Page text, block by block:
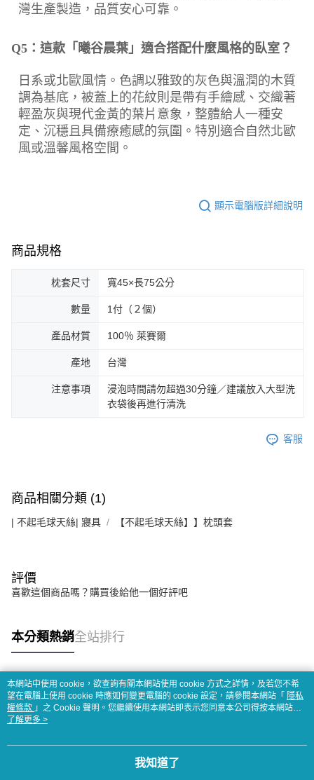
灣生產製造，品質安心可靠。
Q5：這款「曦谷晨葉」適合搭配什麼風格的臥室？
日系或北歐風情。色調以雅致的灰色與溫潤的木質
調為基底，被蓋上的花紋則是帶有手繪感、交織著
輕盈灰與現代金黃的葉片意象，整體給人一種安
定、沉穩且具備療癒感的氛圍。特別適合自然北歐
風或溫馨風格空間。
顯示電腦版詳細說明
商品規格
枕套尺寸 寬45×長75公分
數量 1付（２個）
產品材質 100％ 萊賽爾
產地 台灣
注意事項
浸泡時間請勿超過30分鐘／建議放入大型洗
衣袋後再進行清洗
客服
商品相關分類 (1)
| 不起毛球天絲| 寢具 【不起毛球天絲】】枕頭套
評價
喜歡這個商品嗎？購買後給他一個好評吧
本分類熱銷全站排行
熱門標籤
本網站中使用 cookie，欲查詢有關本網站使用 cookie 方式之詳情，及若您不希
望在電腦上使用 cookie 時應如何變更電腦的 cookie 設定，請參閱本網站「 隱私
權條款 」之 Cookie 聲明。您繼續使用本網站即表示您同意本公司得按本網站使
用條款之 Cookie 聲明使用 cookie。
了解更多 >
我知道了